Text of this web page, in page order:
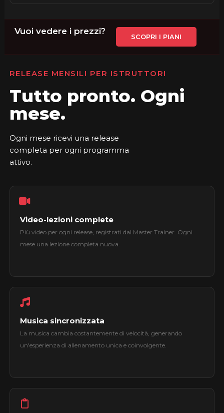
Vuoi vedere i prezzi?
SCOPRI I PIANI
RELEASE MENSILI PER ISTRUTTORI
Tutto pronto. Ogni
mese.
Ogni mese ricevi una release
completa per ogni programma
attivo.
Video-lezioni complete
Più video per ogni release, registrati dal Master Trainer. Ogni
mese una lezione completa nuova.
Musica sincronizzata
La musica cambia costantemente di velocità, generando
un'esperienza di allenamento unica e coinvolgente.